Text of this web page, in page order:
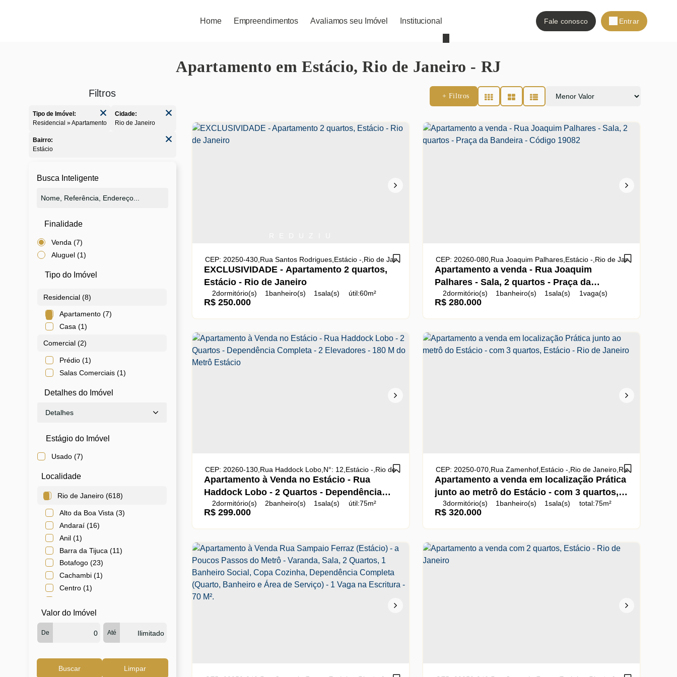
Entrar
Fale conosco
Institucional
Avaliamos seu Imóvel
Empreendimentos
Home
Apartamento em Estácio, Rio de Janeiro - RJ
Tipo de Imóvel:
Residencial » Apartamento
Cidade:
Rio de Janeiro
Bairro:
Estácio
Busca Inteligente
Finalidade
Venda (7)
Aluguel (1)
Tipo do Imóvel
Residencial (8)
Apartamento (7)
Casa (1)
Comercial (2)
Prédio (1)
Salas Comerciais (1)
Detalhes do Imóvel
Detalhes
Estágio do Imóvel
Usado (7)
Localidade
Rio de Janeiro (618)
Alto da Boa Vista (3)
Andaraí (16)
Anil (1)
Barra da Tijuca (11)
Botafogo (23)
Cachambi (1)
Centro (1)
Copacabana (25)
Cosme Velho (1)
Engenho Novo (4)
Flamengo (7)
Valor do Imóvel
De Até
Buscar Limpar
EXCLUSIVIDADE - Apartamento 2 quartos,
Estácio - Rio de Janeiro
R$ 250.000
CEP: 20250-430 Rua Santos Rodrigues Estácio Rio de Janeiro Rio de Janeiro,Brasil
2dormitório(s) 1 banheiro(s) 1sala(s) útil:60m²
Apartamento a venda - Rua Joaquim
Palhares - Sala, 2 quartos - Praça da
Bandeira - Código 19082
R$ 280.000
CEP: 20260-080 Rua Joaquim Palhares Estácio Rio de Janeiro
2dormitório(s) 1 banheiro(s) 1sala(s) 1vaga(s)
útil:50m²
Apartamento à Venda no Estácio - Rua
Haddock Lobo - 2 Quartos - Dependência
Completa - 2 Elevadores - 180 M do Metrô
Estácio
R$ 299.000
CEP: 20260-130 Rua Haddock Lobo N°: 12 Estácio Rio de Janeiro Rio de Janeiro,Brasil
2dormitório(s) 2banheiro(s) 1sala(s) útil:75m²
Apartamento a venda em localização Prática
junto ao metrô do Estácio - com 3 quartos,
Estácio - Rio de Janeiro
R$ 320.000
CEP: 20250-070 Rua Zamenhof Estácio Rio de Janeiro Rio de Janeiro
3dormitório(s) 1 banheiro(s) 1sala(s) total:75m²
útil:75m²